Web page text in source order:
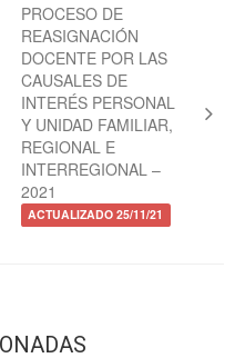
PROCESO DE
REASIGNACIÓN
DOCENTE POR LAS
CAUSALES DE
INTERÉS PERSONAL
Y UNIDAD FAMILIAR,
REGIONAL E
INTERREGIONAL –
2021
ACTUALIZADO 25/11/21